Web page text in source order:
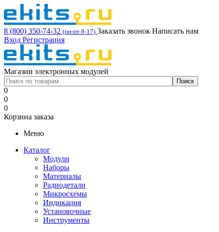
8 (800) 350-74-32 (пн-пт 8-17) Заказать звонок Написать нам
Вход Регистрация
Магазин электронных модулей
0
0
0
Корзина заказа
Меню
Каталог
Модули
Наборы
Материалы
Радиодетали
Микросхемы
Индикация
Установочные
Инструменты